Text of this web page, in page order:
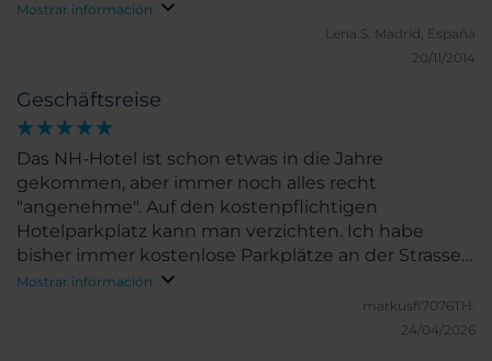
Mostrar información
Lena S. Madrid, España
20/11/2014
Geschäftsreise
Das NH-Hotel ist schon etwas in die Jahre
gekommen, aber immer noch alles recht
"angenehme". Auf den kostenpflichtigen
Hotelparkplatz kann man verzichten. Ich habe
bisher immer kostenlose Parkplätze an der Strasse
bzw. Seitenstrasse davor gefunden. Danke für das
Zimmer-upgrade und das Willkommensgeschenk.
Mostrar información
markusfI7076TH.
24/04/2026